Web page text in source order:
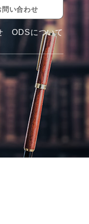
ODSについて
問い合わせ